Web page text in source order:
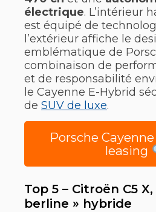
électrique. L’intérieur
est équipé de
l’extérieur affiche le
emblématique de
combinaison de
et de responsabilité
le Cayenne E-Hybrid
de SUV de luxe.
Porsche
leasing
Top 5 – Citroën C5
berline » hybride